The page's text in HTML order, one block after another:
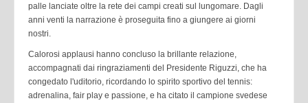
palle lanciate oltre la rete dei campi creati sul lungomare. Dagli
anni venti la narrazione è proseguita fino a giungere ai giorni
nostri.
Calorosi applausi hanno concluso la brillante relazione,
accompagnati dai ringraziamenti del Presidente Riguzzi, che ha
congedato l'uditorio, ricordando lo spirito sportivo del tennis:
adrenalina, fair play e passione, e ha citato il campione svedese